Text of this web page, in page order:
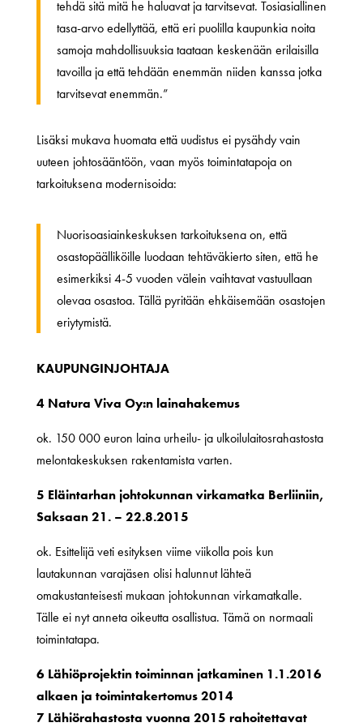
tehdä sitä mitä he haluavat ja tarvitsevat. Tosiasiallinen
tasa-arvo edellyttää, että eri puolilla kaupunkia noita
samoja mahdollisuuksia taataan keskenään erilaisilla
tavoilla ja että tehdään enemmän niiden kanssa jotka
tarvitsevat enemmän.”
Lisäksi mukava huomata että uudistus ei pysähdy vain
uuteen johtosääntöön, vaan myös toimintatapoja on
tarkoituksena modernisoida:
Nuorisoasiainkeskuksen tarkoituksena on, että
osastopäälliköille luodaan tehtäväkierto siten, että he
esimerkiksi 4-5 vuoden välein vaihtavat vastuullaan
olevaa osastoa. Tällä pyritään ehkäisemään osastojen
eriytymistä.
KAUPUNGINJOHTAJA
4 Natura Viva Oy:n lainahakemus
ok. 150 000 euron laina urheilu- ja ulkoilulaitosrahastosta
melontakeskuksen rakentamista varten.
5 Eläintarhan johtokunnan virkamatka Berliiniin,
Saksaan 21. – 22.8.2015
ok. Esittelijä veti esityksen viime viikolla pois kun
lautakunnan varajäsen olisi halunnut lähteä
omakustanteisesti mukaan johtokunnan virkamatkalle.
Tälle ei nyt anneta oikeutta osallistua. Tämä on normaali
toimintatapa.
6 Lähiöprojektin toiminnan jatkaminen 1.1.2016
alkaen ja toimintakertomus 2014
7 Lähiörahastosta vuonna 2015 rahoitettavat